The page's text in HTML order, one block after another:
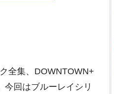
全集、DOWNTOWN+
回はブルーレイシリ